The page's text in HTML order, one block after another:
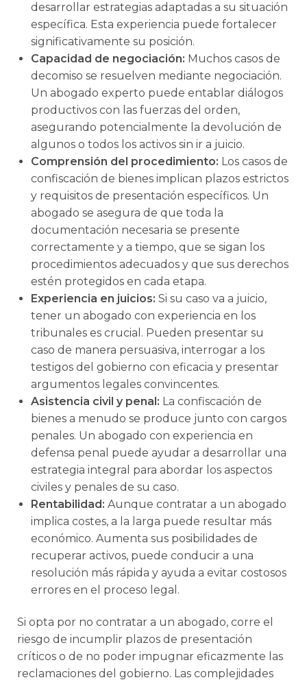
desarrollar estrategias adaptadas a su situación
específica. Esta experiencia puede fortalecer
significativamente su posición.
Capacidad de negociación: Muchos casos de
decomiso se resuelven mediante negociación.
Un abogado experto puede entablar diálogos
productivos con las fuerzas del orden,
asegurando potencialmente la devolución de
algunos o todos los activos sin ir a juicio.
Comprensión del procedimiento: Los casos de
confiscación de bienes implican plazos estrictos
y requisitos de presentación específicos. Un
abogado se asegura de que toda la
documentación necesaria se presente
correctamente y a tiempo, que se sigan los
procedimientos adecuados y que sus derechos
estén protegidos en cada etapa.
Experiencia en juicios: Si su caso va a juicio,
tener un abogado con experiencia en los
tribunales es crucial. Pueden presentar su
caso de manera persuasiva, interrogar a los
testigos del gobierno con eficacia y presentar
argumentos legales convincentes.
Asistencia civil y penal: La confiscación de
bienes a menudo se produce junto con cargos
penales. Un abogado con experiencia en
defensa penal puede ayudar a desarrollar una
estrategia integral para abordar los aspectos
civiles y penales de su caso.
Rentabilidad: Aunque contratar a un abogado
implica costes, a la larga puede resultar más
económico. Aumenta sus posibilidades de
recuperar activos, puede conducir a una
resolución más rápida y ayuda a evitar costosos
errores en el proceso legal.
Si opta por no contratar a un abogado, corre el
riesgo de incumplir plazos de presentación
críticos o de no poder impugnar eficazmente las
reclamaciones del gobierno. Las complejidades